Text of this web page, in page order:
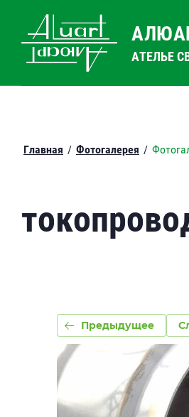
АТЕЛЬЕ
Главная / Фотогалерея /
Предыдущее